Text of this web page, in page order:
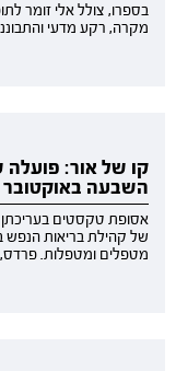
בספרו, צולל אלי זומר
מקרה, רקע מדעי
קו של אור:
השבעה באוקטובר
אסופת טקסטים
של קהילת בריאות
מטפלים ומטפלות. פרדס, 2026.